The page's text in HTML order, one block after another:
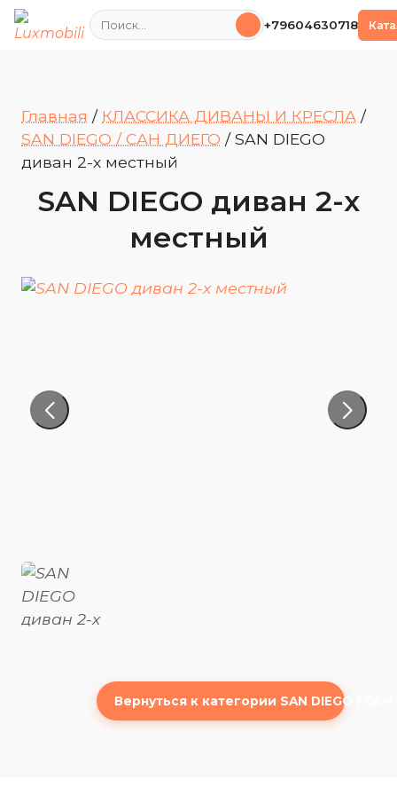
Поиск +79604630718
Главная / КЛАССИКА ДИВАНЫ И КРЕСЛА /
SAN DIEGO / САН ДИЕГО /SAN DIEGO
диван 2-х местный
SAN DIEGO диван 2-х
местный
Вернуться к категории SAN DIEGO /